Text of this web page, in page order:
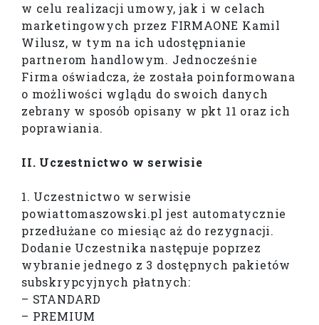
w celu realizacji umowy, jak i w celach
marketingowych przez FIRMAONE Kamil
Wilusz, w tym na ich udostępnianie
partnerom handlowym. Jednocześnie
Firma oświadcza, że została poinformowana
o możliwości wglądu do swoich danych
zebrany w sposób opisany w pkt 11 oraz ich
poprawiania.
II. Uczestnictwo w serwisie
1. Uczestnictwo w serwisie
powiattomaszowski.pl jest automatycznie
przedłużane co miesiąc aż do rezygnacji.
Dodanie Uczestnika następuje poprzez
wybranie jednego z 3 dostępnych pakietów
subskrypcyjnych płatnych:
– STANDARD
– PREMIUM